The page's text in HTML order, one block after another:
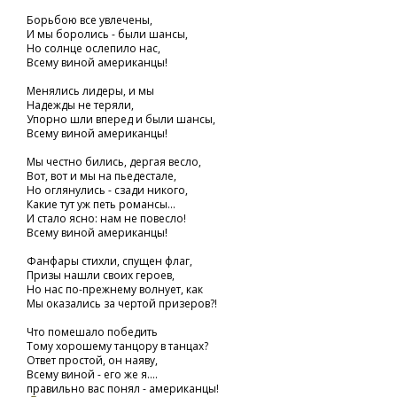
Борьбою все увлечены,
И мы боролись - были шансы,
Но солнце ослепило нас,
Всему виной американцы!
Менялись лидеры, и мы
Надежды не теряли,
Упорно шли вперед и были шансы,
Всему виной американцы!
Мы честно бились, дергая весло,
Вот, вот и мы на пьедестале,
Но оглянулись - сзади никого,
Какие тут уж петь романсы...
И стало ясно: нам не повесло!
Всему виной американцы!
Фанфары стихли, спущен флаг,
Призы нашли своих героев,
Но нас по-прежнему волнует, как
Мы оказались за чертой призеров?!
Что помешало победить
Тому хорошему танцору в танцах?
Ответ простой, он наяву,
Всему виной - его же я....
правильно вас понял - американцы!